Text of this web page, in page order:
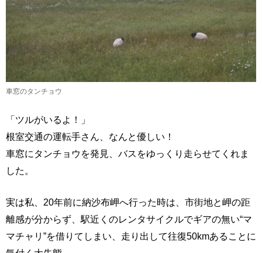
車窓のタンチョウ
「ツルがいるよ！」
根室交通の運転手さん、なんと優しい！
車窓にタンチョウを発見、バスをゆっくり走らせてくれま
した。
実は私、20年前に納沙布岬へ行った時は、市街地と岬の距
離感が分からず、駅近くのレンタサイクルでギアの無い“マ
マチャリ”を借りてしまい、走り出して往復50kmあることに